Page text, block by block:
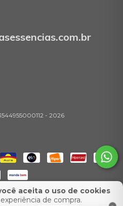
aceita o uso de cookies
de compra.
- 2026
-Marketing para E-Commerce